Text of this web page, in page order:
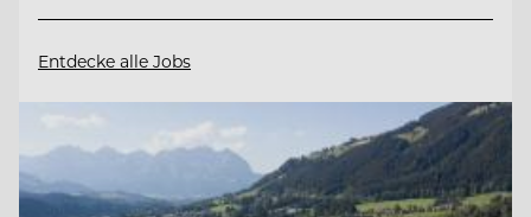
Entdecke alle Jobs